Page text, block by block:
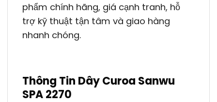
phẩm chính hãng, giá cạnh tranh, hỗ
trợ kỹ thuật tận tâm và giao hàng
nhanh chóng.
Thông Tin Dây Curoa Sanwu
SPA 2270